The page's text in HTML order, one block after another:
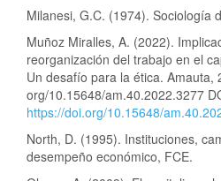
Milanesi, G.C. (1974). Sociología
Muñoz Miralles, A. (2022).
reorganización del trabajo en el
Un desafío para la ética. Amauta,
org/10.15648/am.40.2022.3277
https://doi.org/10.15648/
North, D. (1995). Instituciones,
desempeño económico, FCE.